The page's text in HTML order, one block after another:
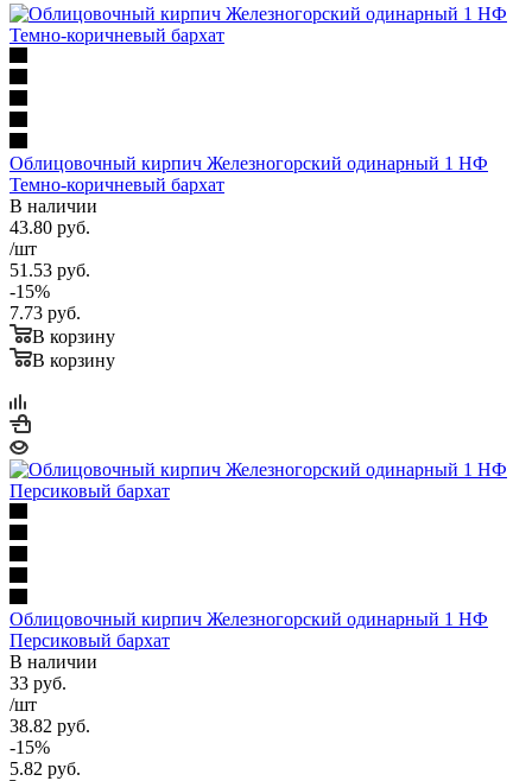
Облицовочный кирпич Железногорский одинарный 1 НФ
Темно-коричневый бархат
В наличии
43.80 руб.
/шт
51.53 руб.
-15%
7.73 руб.
В корзину
В корзину
Облицовочный кирпич Железногорский одинарный 1 НФ
Персиковый бархат
В наличии
33 руб.
/шт
38.82 руб.
-15%
5.82 руб.